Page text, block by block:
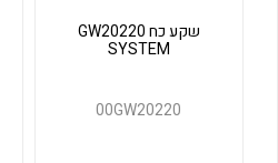
לכל מוצרי היצרן
שקע כח GW20220
SYSTEM
00GW20220